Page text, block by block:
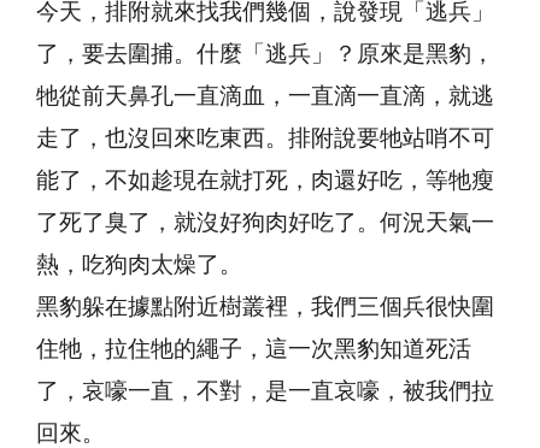
今天，排附就來找我們幾個，說發現「逃兵」
了，要去圍捕。什麼「逃兵」？原來是黑豹，
牠從前天鼻孔一直滴血，一直滴一直滴，就逃
走了，也沒回來吃東西。排附說要牠站哨不可
能了，不如趁現在就打死，肉還好吃，等牠瘦
了死了臭了，就沒好狗肉好吃了。何況天氣一
熱，吃狗肉太燥了。
黑豹躲在據點附近樹叢裡，我們三個兵很快圍
住牠，拉住牠的繩子，這一次黑豹知道死活
了，哀嚎一直，不對，是一直哀嚎，被我們拉
回來。